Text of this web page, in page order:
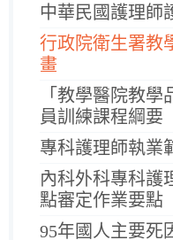
中華民國護理師
行政院衛生署教
畫
「教學醫院教
員訓練課程綱要
專科護理師執業
內科外科專科護
點審定作業要點
95年國人主要死